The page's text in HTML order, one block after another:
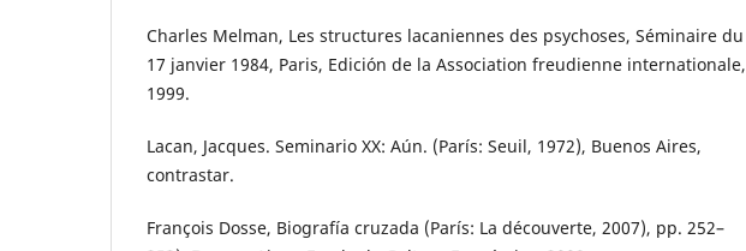
Charles Melman, Les structures lacaniennes des psychoses, Séminaire du
17 janvier 1984, Paris, Edición de la Association freudienne internationale,
1999.
Lacan, Jacques. Seminario XX: Aún. (París: Seuil, 1972), Buenos Aires,
contrastar.
François Dosse, Biografía cruzada (París: La découverte, 2007), pp. 252–